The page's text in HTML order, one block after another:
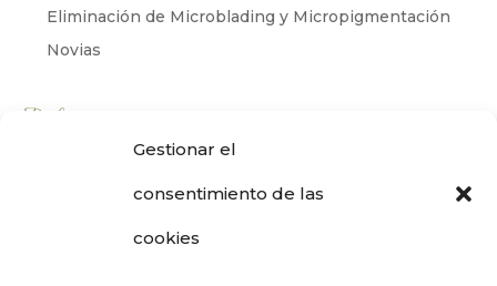
Gestionar el
consentimiento de las
cookies
Eliminación de Microblading y Micropigmentación
Novias
Productos